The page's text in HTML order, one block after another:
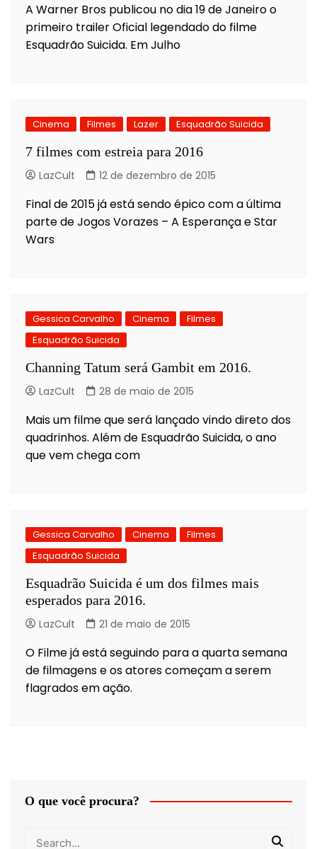
A Warner Bros publicou no dia 19 de Janeiro o
primeiro trailer Oficial legendado do filme
Esquadrão Suicida. Em Julho
Cinema Filmes Lazer Esquadrão Suicida
7 filmes com estreia para 2016
LazCult 12 de dezembro de 2015
Final de 2015 já está sendo épico com a última
parte de Jogos Vorazes – A Esperança e Star
Wars
Gessica Carvalho Cinema
Filmes
Esquadrão Suicida
Channing Tatum será Gambit em 2016.
LazCult 28 de maio de 2015
Mais um filme que será lançado vindo direto dos
quadrinhos. Além de Esquadrão Suicida, o ano
que vem chega com
Gessica Carvalho Cinema
Filmes
Esquadrão Suicida
Esquadrão Suicida é um dos filmes mais
esperados para 2016.
LazCult 21 de maio de 2015
O Filme já está seguindo para a quarta semana
de filmagens e os atores começam a serem
flagrados em ação.
O que você procura?